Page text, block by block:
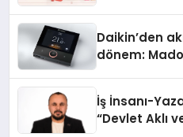
Daikin’den
dönem:
İş İnsanı-
“Devlet Aklı